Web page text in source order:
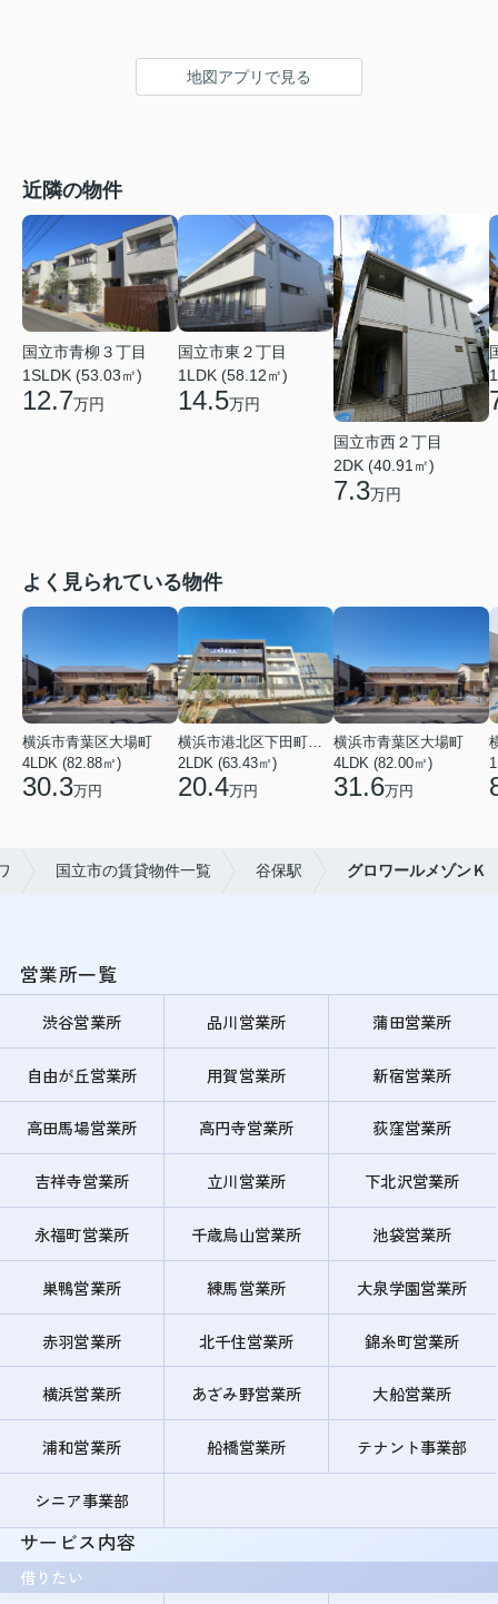
地図アプリで見る
近隣の物件
国立市青柳３丁目
1SLDK (53.03㎡)
12.7万円
国立市東２丁目
1LDK (58.12㎡)
14.5万円
国立市西２丁目
2DK (40.91㎡)
7.3万円
よく見られている物件
横浜市青葉区大場町
4LDK (82.88㎡)
30.3万円
横浜市港北区下田町２丁目
2LDK (63.43㎡)
20.4万円
横浜市青葉区大場町
4LDK (82.00㎡)
31.6万円
国立市の賃貸物件一覧 谷保駅 グロワールメゾンＫ
営業所一覧
渋谷営業所 品川営業所 蒲田営業所
自由が丘営業所 用賀営業所 新宿営業所
高田馬場営業所 高円寺営業所 荻窪営業所
吉祥寺営業所 立川営業所 下北沢営業所
永福町営業所 千歳烏山営業所 池袋営業所
巣鴨営業所 練馬営業所 大泉学園営業所
赤羽営業所 北千住営業所 錦糸町営業所
横浜営業所 あざみ野営業所 大船営業所
浦和営業所 船橋営業所 テナント事業部
シニア事業部
サービス内容
借りたい